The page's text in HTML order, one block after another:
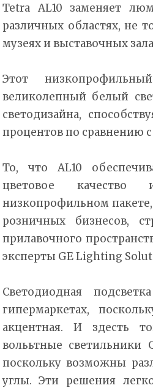
Tetra AL10 заменяет
различных областях, не
музеях и выставочных
Этот
великолепный белый
светодизайна,
процентов по сравнению
То, что AL10
цветовое качество
низкопрофильном
розничных бизнесов,
прилавочного
эксперты GE Lighting
Светодиодная
гипермаркетах,
акцентная. И здесть
волььтные светильники
поскольку возможны
углы. Эти решения